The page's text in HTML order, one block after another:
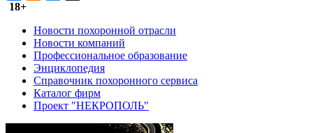
18+
Новости похоронной отрасли
Новости компаний
Профессиональное образование
Энциклопедия
Справочник похоронного сервиса
Каталог фирм
Проект "НЕКРОПОЛЬ"